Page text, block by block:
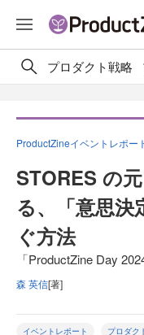
プロダクト戦略
ProductZineイベントレポー
STORES の
る、「意思決
ぐ方法
「ProductZine Day
森 英信[著]
イベントレポート プロダク